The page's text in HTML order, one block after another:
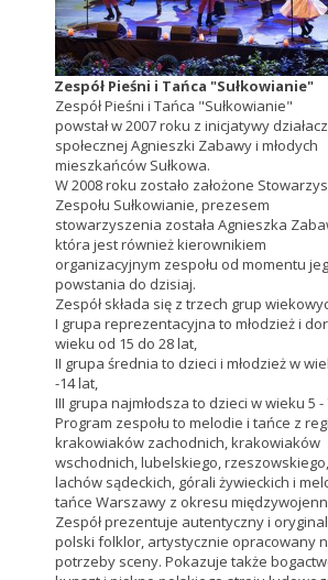
Zespół Pieśni i Tańca "Sułkowianie"
Zespół Pieśni i Tańca "Sułkowianie"
powstał w 2007 roku z inicjatywy
społecznej Agnieszki Zabawy i młodych
mieszkańców Sułkowa.
W 2008 roku zostało założone
Zespołu Sułkowianie, prezesem
stowarzyszenia została Agnieszka
która jest również kierownikiem
organizacyjnym zespołu od momentu
powstania do dzisiaj.
Zespół składa się z trzech grup
I grupa reprezentacyjna to młodzież i
wieku od 15 do 28 lat,
II grupa średnia to dzieci i młodzież w
-14 lat,
III grupa najmłodsza to dzieci w wieku 5 -
Program zespołu to melodie i tańce z
krakowiaków zachodnich, krakowiaków
wschodnich, lubelskiego, rzeszowskiego,
lachów sądeckich, górali żywieckich i
tańce Warszawy z okresu
Zespół prezentuje autentyczny i
polski folklor, artystycznie opracowany
potrzeby sceny. Pokazuje także